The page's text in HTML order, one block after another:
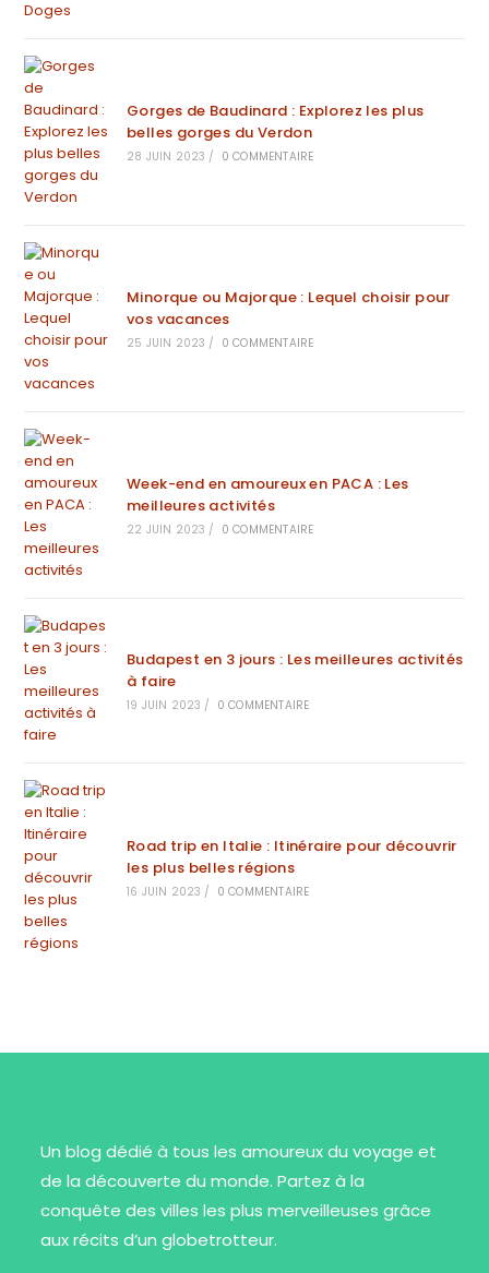
Gorges de Baudinard : Explorez les plus
belles gorges du Verdon
28 JUIN 2023 / 0 COMMENTAIRE
Minorque ou Majorque : Lequel choisir pour
vos vacances
25 JUIN 2023 / 0 COMMENTAIRE
Week-end en amoureux en PACA : Les
meilleures activités
22 JUIN 2023 / 0 COMMENTAIRE
Budapest en 3 jours : Les meilleures activités
à faire
19 JUIN 2023 / 0 COMMENTAIRE
Road trip en Italie : Itinéraire pour découvrir
les plus belles régions
16 JUIN 2023 / 0 COMMENTAIRE
Un blog dédié à tous les amoureux du voyage et
de la découverte du monde. Partez à la
conquête des villes les plus merveilleuses grâce
aux récits d’un globetrotteur.